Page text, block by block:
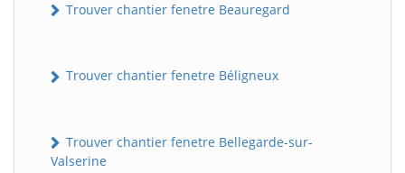
Trouver chantier fenetre Beauregard
Trouver chantier fenetre Béligneux
Trouver chantier fenetre Bellegarde-sur-
Valserine